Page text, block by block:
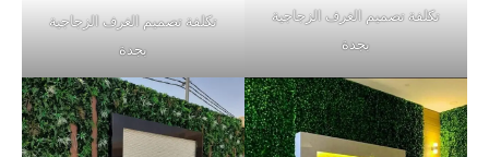
تكلفة تصميم الغرف الزجاجية
بجدة
تكلفة تصميم الغرف الزجاجية
بجدة